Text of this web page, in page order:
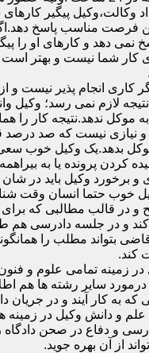
وکالت،وکیل پیگیر
فرصت مناسب پاسخ
نمی دهد و کارهای او را
کار شما نیست و بهتر
کاری انجام پذیر نیست و
لازم نمی رسد؛ وکیل
موکل ندهد.نتیجه کار را
و نیازی نیست که صد درصد
بدهد.یک وکیل خوب
کردن پرونده یا به
برخورد وکیل باید در
خوب حتما انسان وقت
و در قالب مطالبی که
و در جلسه دادرسی هم
بتواند مطلب را
کند.
زمینه تمامی علوم و
سایر رشته ها هم
که به کار آیند و در جریان
علم و دانش وکیل در زمینه
و دفاع در صحن دادگاه
از آن بهره جوید.